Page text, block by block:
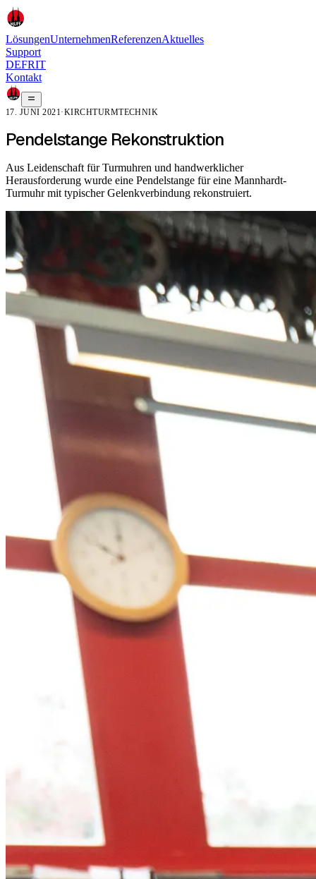
LösungenUnternehmenReferenzenAktuelles
Support
DEFRIT
Kontakt
17. JUNI 2021·KIRCHTURMTECHNIK
Pendelstange Rekonstruktion
Aus Leidenschaft für Turmuhren und handwerklicher
Herausforderung wurde eine Pendelstange für eine Mannhardt-
Turmuhr mit typischer Gelenkverbindung rekonstruiert.